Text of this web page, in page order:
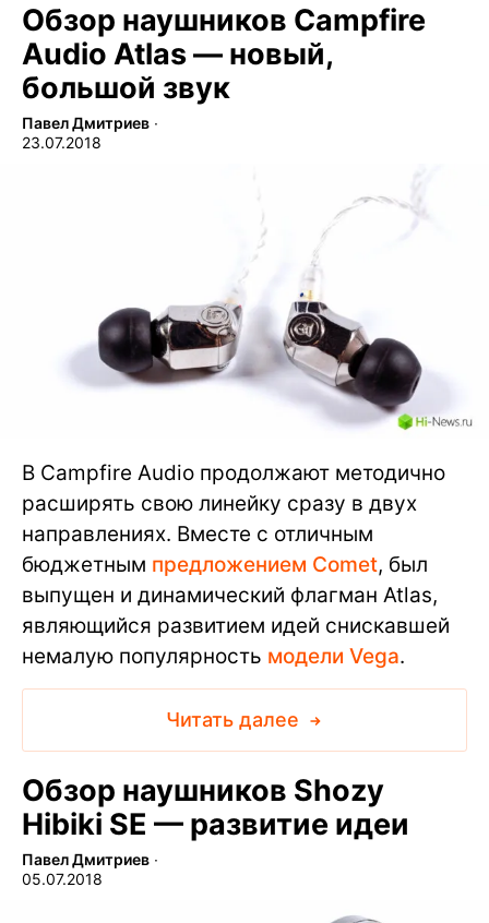
Обзор наушников Campfire
Audio Atlas — новый,
большой звук
Павел Дмитриев ∙
23.07.2018
В Campfire Audio продолжают методично
расширять свою линейку сразу в двух
направлениях. Вместе с отличным
бюджетным предложением Comet, был
выпущен и динамический флагман Atlas,
являющийся развитием идей снискавшей
немалую популярность модели Vega.
Читать далее
Обзор наушников Shozy
Hibiki SE — развитие идеи
Павел Дмитриев ∙
05.07.2018